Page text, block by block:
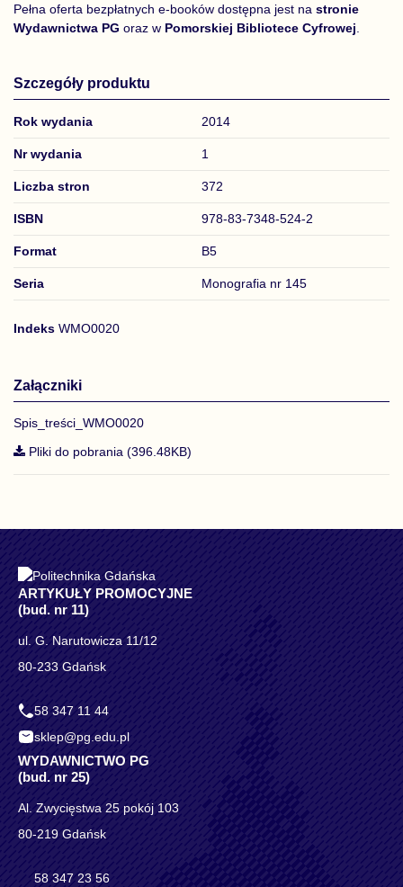
Pełna oferta bezpłatnych e-booków dostępna jest na stronie
Wydawnictwa PG oraz w Pomorskiej Bibliotece Cyfrowej
Szczegóły produktu
Rok wydania 2014
Nr wydania 1
Liczba stron 372
ISBN 978-83-7348-524-2
Format B5
Seria Monografia nr 145
Indeks WMO0020
Załączniki
Spis_treści_WMO0020
Pliki do pobrania (396.48KB)
ARTYKUŁY PROMOCYJNE
(bud. nr 11)
ul. G. Narutowicza 11/12
80-233 Gdańsk
58 347 11 44
sklep@pg.edu.pl
WYDAWNICTWO PG
(bud. nr 25)
Al. Zwycięstwa 25 pokój 103
80-219 Gdańsk
58 347 23 56